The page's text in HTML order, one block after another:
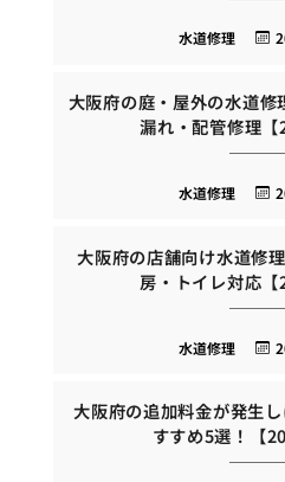
水道修理
大阪府の庭・屋外の水道
漏れ・配管修理【
水道修理
大阪府の店舗向け水道修
房・トイレ対応【
水道修理
大阪府の追加料金が発生
すすめ5選！【